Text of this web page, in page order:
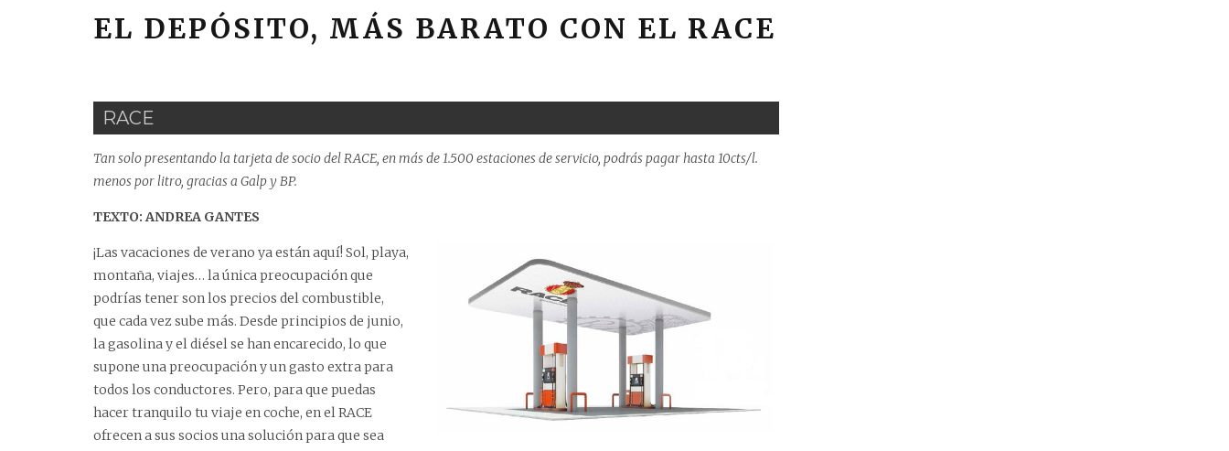
EL DEPÓSITO, MÁS BARATO CON EL RACE
RACE
Tan solo presentando la tarjeta de socio del RACE, en más de 1.500 estaciones de servicio, podrás pagar hasta 10cts/l.
menos por litro, gracias a Galp y BP.
TEXTO: ANDREA GANTES
¡Las vacaciones de verano ya están aquí! Sol, playa,
montaña, viajes… la única preocupación que
podrías tener son los precios del combustible,
que cada vez sube más. Desde principios de junio,
la gasolina y el diésel se han encarecido, lo que
supone una preocupación y un gasto extra para
todos los conductores. Pero, para que puedas
hacer tranquilo tu viaje en coche, en elRACE
ofrecen a sus socios una solución para que sea